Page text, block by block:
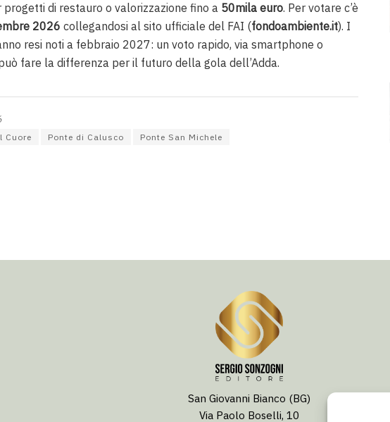
progetti di restauro o valorizzazione fino a 50mila euro. Per votare c’è
2026 collegandosi al sito ufficiale del FAI (fondoambiente.it). I
resi noti a febbraio 2027: un voto rapido, via smartphone o
fare la differenza per il futuro della gola dell’Adda.
Cuore Ponte di Calusco Ponte San Michele
San Giovanni Bianco (BG)
Via Paolo Boselli, 10